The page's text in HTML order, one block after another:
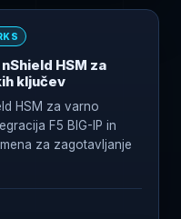
HSM za
ključev
HSM za varno
F5 BIG-IP in
za zagotavljanje